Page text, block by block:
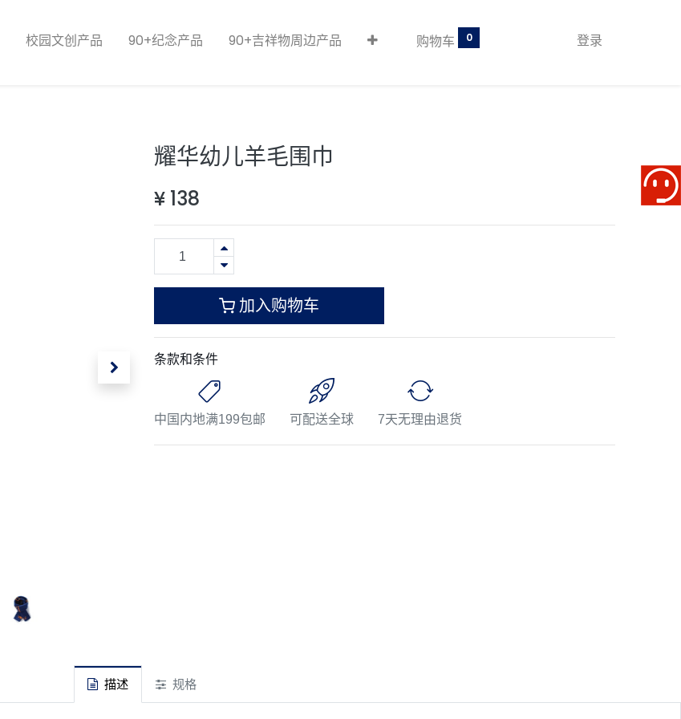
校园文创产品 90+纪念产品 90+吉祥物周边产品 购物车 0 登录
耀华幼儿羊毛围巾
¥ 138
加入购物车
条款和条件
中国内地满199包邮 可配送全球 7天无理由退货
描述 规格